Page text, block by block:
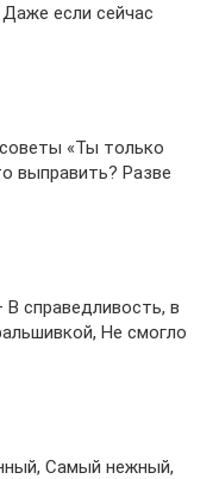
если сейчас
«Ты только
выправить? Разве
справедливость, в
Не смогло
Самый нежный,